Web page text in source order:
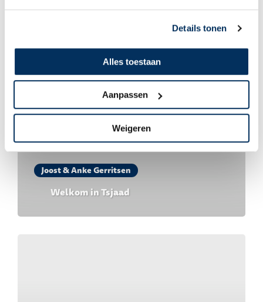
Details tonen
Alles toestaan
Aanpassen
Weigeren
Joost & Anke Gerritsen
Welkom in Tsjaad